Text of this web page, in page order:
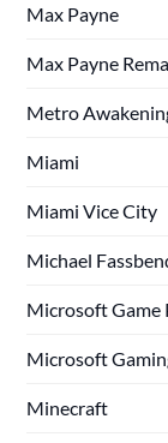
Max Payne
Max Payne
Metro
Miami
Miami Vice City
Michael
Microsoft Game
Microsoft
Minecraft